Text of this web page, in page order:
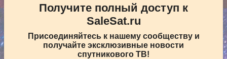
Получите полный доступ к
SaleSat.ru
Присоединяйтесь к нашему сообществу и
получайте эксклюзивные новости
спутникового ТВ!